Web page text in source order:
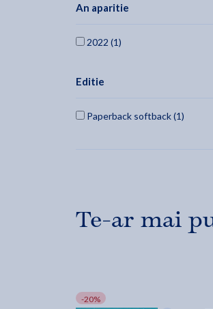
An aparitie
2022 (1)
Editie
Paperback softback (1)
Te-ar mai
-20%